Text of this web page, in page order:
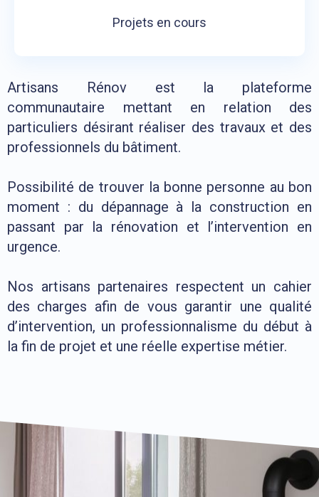
Projets en cours
Artisans Rénov est la plateforme
communautaire mettant en relation des
particuliers désirant réaliser des travaux et des
professionnels du bâtiment.
Possibilité de trouver la bonne personne au bon
moment : du dépannage à la construction en
passant par la rénovation et l’intervention en
urgence.
Nos artisans partenaires respectent un cahier
des charges afin de vous garantir une qualité
d’intervention, un professionnalisme du début à
la fin de projet et une réelle expertise métier.